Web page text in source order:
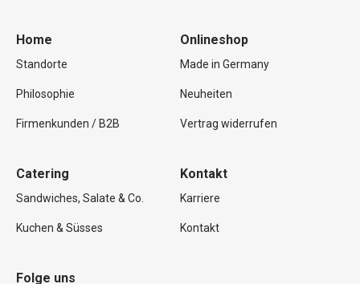
Home
Standorte
Philosophie
Firmenkunden / B2B
Onlineshop
Made in Germany
Neuheiten
Vertrag widerrufen
Catering
Sandwiches, Salate & Co.
Kuchen & Süsses
Kontakt
Karriere
Kontakt
Folge uns